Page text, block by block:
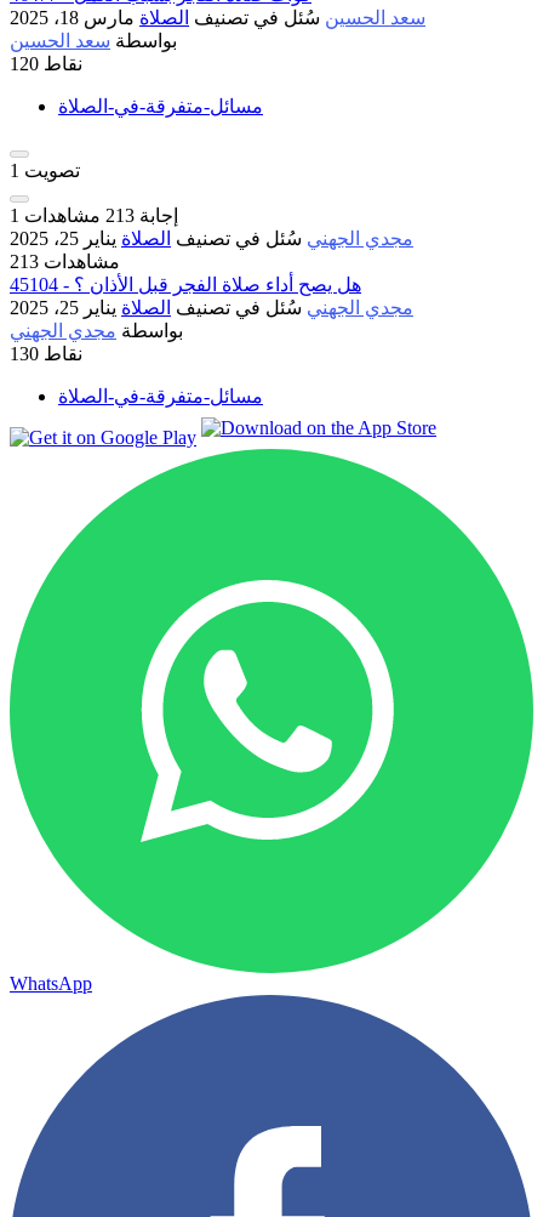
سعد الحسين سُئل في تصنيف الصلاة مارس 18، 2025
بواسطة سعد الحسين
120 نقاط
مسائل-متفرقة-في-الصلاة
1 تصويت
1 إجابة 213 مشاهدات
مجدي الجهني سُئل في تصنيف الصلاة يناير 25، 2025
213 مشاهدات
45104 - هل يصح أداء صلاة الفجر قبل الأذان ؟
مجدي الجهني سُئل في تصنيف الصلاة يناير 25، 2025
بواسطة مجدي الجهني
130 نقاط
مسائل-متفرقة-في-الصلاة
WhatsApp